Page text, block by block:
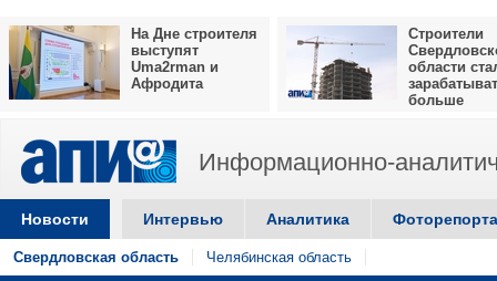
На Дне строителя
выступят
Uma2rman и
Афродита
Строители
области
больше
Информационно-
Новости Интервью Аналитика
Свердловская область Челябинская область